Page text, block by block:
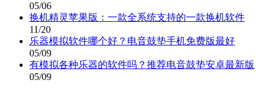
05/06
换机精灵苹果版：一款全系统支持的一款换机软件
11/20
乐器模拟软件哪个好？电音鼓垫手机免费版最好
05/09
有模拟各种乐器的软件吗？推荐电音鼓垫安卓最新版
05/09